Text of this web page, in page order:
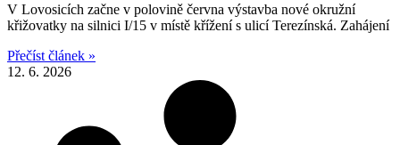
V Lovosicích začne v polovině června výstavba nové okružní
křižovatky na silnici I/15 v místě křížení s ulicí Terezínská. Zahájení
Přečíst článek »
12. 6. 2026